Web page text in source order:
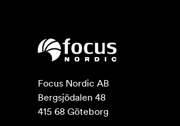
Focus Nordic AB
Bergsjödalen 48
415 68 Göteborg